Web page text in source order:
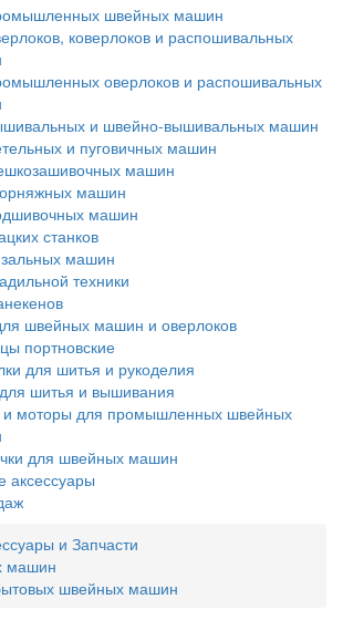
швейных машин
коверлоков и распошивальных
оверлоков и распошивальных
и швейно-вышивальных машин
и пуговичных машин
машин
машин
машин
станков
машин
техники
швейных машин и оверлоков
портновские
для шитья и рукоделия
шитья и вышивания
моторы для промышленных швейных
для швейных машин
аксессуары
и Запчасти
машин
швейных машин